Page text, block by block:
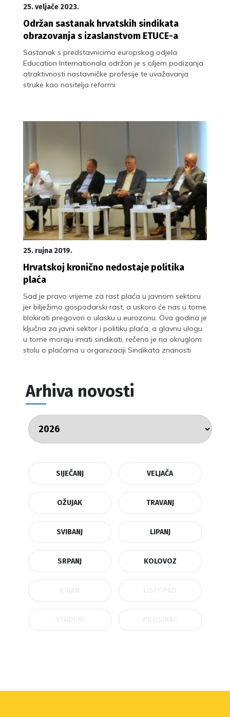
25. veljače 2023.
Održan sastanak hrvatskih sindikata
obrazovanja s izaslanstvom ETUCE-a
Sastanak s predstavnicima europskog odjela
Education Internationala održan je s ciljem podizanja
atraktivnosti nastavničke profesije te uvažavanja
struke kao nositelja reformi
25. rujna 2019.
Hrvatskoj kronično nedostaje politika
plaća
Sad je pravo vrijeme za rast plaća u javnom sektoru
jer bilježimo gospodarski rast, a uskoro će nas u tome
blokirati pregovori o ulasku u eurozonu. Ova godina je
ključna za javni sektor i politiku plaća, a glavnu ulogu
u tome moraju imati sindikati, rečeno je na okruglom
stolu o plaćama u organizaciji Sindikata znanosti
Arhiva novosti
SIJEČANJ VELJAČA
OŽUJAK TRAVANJ
SVIBANJ LIPANJ
SRPANJ KOLOVOZ